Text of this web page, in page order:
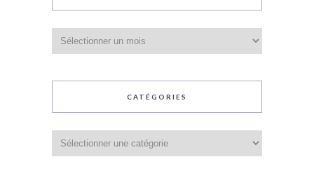
CATÉGORIES